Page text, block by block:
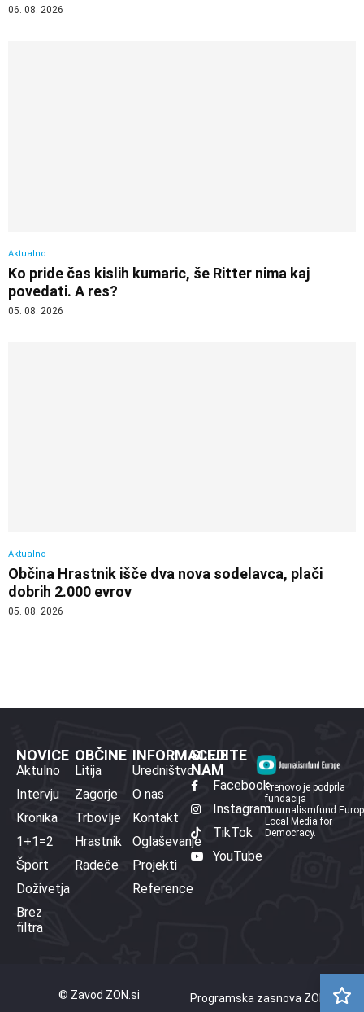
06. 08. 2026
Aktualno
Ko pride čas kislih kumaric, še Ritter nima kaj
povedati. A res?
05. 08. 2026
Aktualno
Občina Hrastnik išče dva nova sodelavca, plači
dobrih 2.000 evrov
05. 08. 2026
NOVICE
Aktulno
Intervju
Kronika
1+1=2
Šport
Doživetja
Brez
filtra
OBČINE
Litija
Zagorje
Trbovlje
Hrastnik
Radeče
INFORMACIJE
Uredništvo
O nas
Kontakt
Oglaševanje
Projekti
Reference
SLEDITE
NAM
Facebook
Instagram
TikTok
YouTube
Prenovo je podprla
fundacija
Journalismfund
Local Media for
Democracy.
© Zavod ZON.si
Programska zasnova ZON